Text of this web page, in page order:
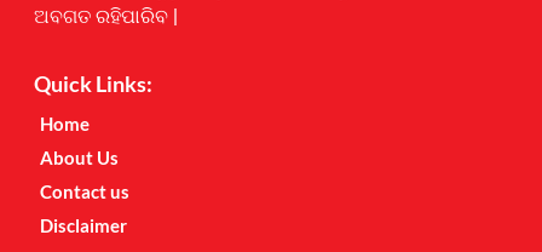
ଅବଗତ ରହିପାରିବ |
Quick Links:
Home
About Us
Contact us
Disclaimer